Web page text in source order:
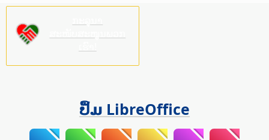
ປຶ້ມ LibreOffice